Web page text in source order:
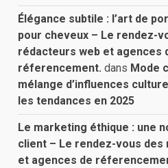
Élégance subtile : l’art de
pour cheveux – Le rendez-
rédacteurs web et agences
réferencement. dans Mode
mélange d’influences
les tendances en 2025
Le marketing éthique : une
client – Le rendez-vous des
et agences de